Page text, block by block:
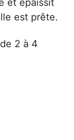
et épaissit
est prête.
2 à 4